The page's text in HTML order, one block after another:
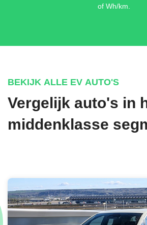
of Wh/km.
BEKIJK ALLE EV AUTO'S
Vergelijk auto's in het kleine
middenklasse